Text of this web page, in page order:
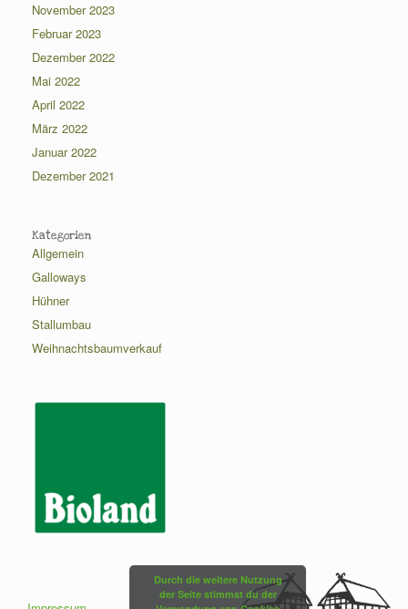
November 2023
Februar 2023
Dezember 2022
Mai 2022
April 2022
März 2022
Januar 2022
Dezember 2021
Kategorien
Allgemein
Galloways
Hühner
Stallumbau
Weihnachtsbaumverkauf
Durch die weitere Nutzung
der Seite stimmst du der